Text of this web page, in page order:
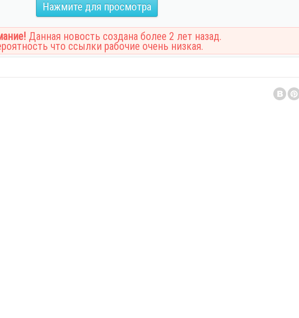
Нажмите для просмотра
Данная новость создана более 2 лет назад.
что ссылки рабочие очень низкая.